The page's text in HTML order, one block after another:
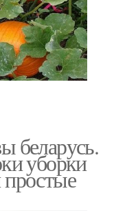
беларусь.
уборки